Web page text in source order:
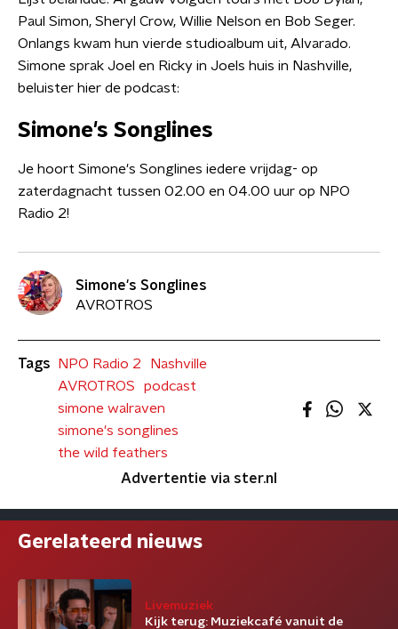
Paul Simon, Sheryl Crow, Willie Nelson en Bob Seger.
Onlangs kwam hun vierde studioalbum uit, Alvarado.
Simone sprak Joel en Ricky in Joels huis in Nashville,
beluister hier de podcast:
Simone's Songlines
Je hoort Simone's Songlines iedere vrijdag- op
zaterdagnacht tussen 02.00 en 04.00 uur op NPO
Radio 2!
Simone's Songlines
AVROTROS
Tags NPO Radio 2
Nashville
AVROTROS
podcast
simone walraven
simone's songlines
the wild feathers
Advertentie via ster.nl
Gerelateerd nieuws
Livemuziek
Kijk terug: Muziekcafé vanuit de